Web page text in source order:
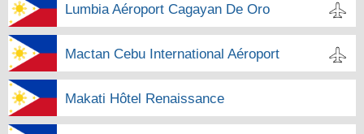
Lumbia Aéroport Cagayan De Oro
Mactan Cebu International Aéroport
Makati Hôtel Renaissance